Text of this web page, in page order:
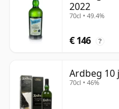
2022
70cl • 49.4%
€ 146 ?
Ardbeg 10
70cl • 46%